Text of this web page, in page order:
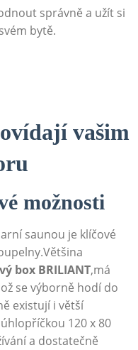
správně a užít si
bytě.
vašim
možnosti
saunou je klíčové
box BRILIANT,má
se výborně hodí do
existují i větší
120 x 80
a dostatečně